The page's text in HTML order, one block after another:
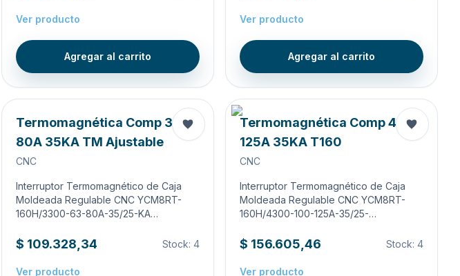
Ver producto
Agregar al carrito
Ver producto
Agregar al carrito
Termomagnética Comp 3X
80A 35KA TM Ajustable
CNC
Interruptor Termomagnético de Caja
Moldeada Regulable CNC YCM8RT-
160H/3300-63-80A-35/25-KA…
$ 109.328,34 Stock: 4
Ver producto
Termomagnética Comp 4X
125A 35KA T160
CNC
Interruptor Termomagnético de Caja
Moldeada Regulable CNC YCM8RT-
160H/4300-100-125A-35/25-…
$ 156.605,46 Stock: 4
Ver producto